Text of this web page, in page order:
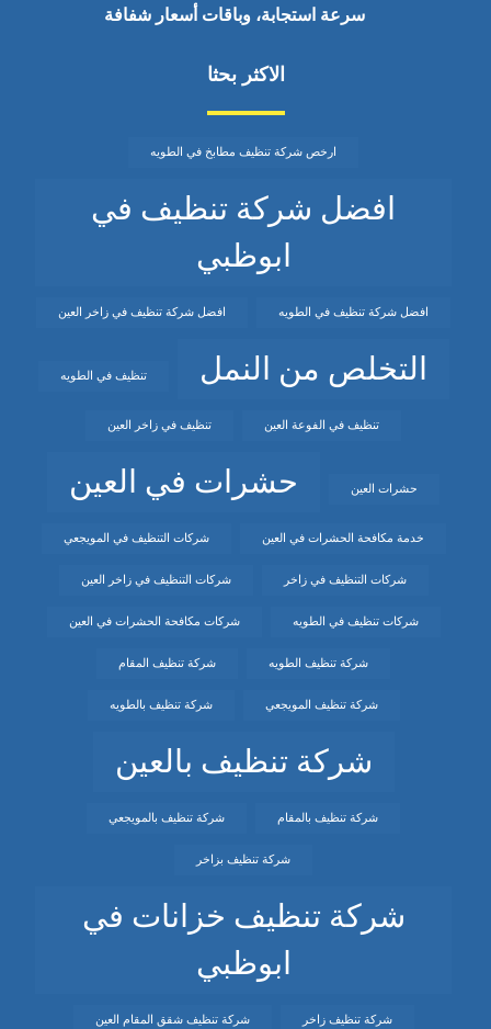
سرعة استجابة، وباقات أسعار شفافة
الاكثر بحثا
ارخص شركة تنظيف مطابخ في الطويه
افضل شركة تنظيف في
ابوظبي
افضل شركة تنظيف في الطويه افضل شركة تنظيف في زاخر العين
التخلص من النمل تنظيف في الطويه
تنظيف في الفوعة العين تنظيف في زاخر العين
حشرات العين حشرات في العين
خدمة مكافحة الحشرات في العين شركات التنظيف في المويجعي
شركات التنظيف في زاخر شركات التنظيف في زاخر العين
شركات تنظيف في الطويه شركات مكافحة الحشرات في العين
شركة تنظيف الطويه شركة تنظيف المقام
شركة تنظيف المويجعي شركة تنظيف بالطويه
شركة تنظيف بالعين
شركة تنظيف بالمقام شركة تنظيف بالمويجعي
شركة تنظيف بزاخر
شركة تنظيف خزانات في
ابوظبي
شركة تنظيف زاخر شركة تنظيف شقق المقام العين